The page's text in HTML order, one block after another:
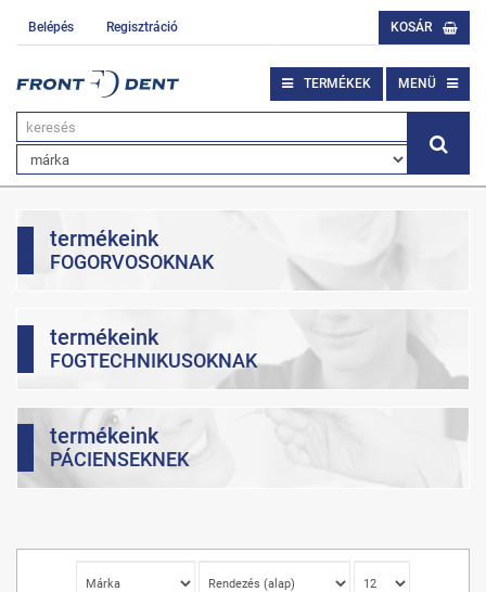
Belépés Regisztráció KOSÁR
TERMÉKEK MENÜ
termékeink
FOGORVOSOKNAK
termékeink
FOGTECHNIKUSOKNAK
termékeink
PÁCIENSEKNEK